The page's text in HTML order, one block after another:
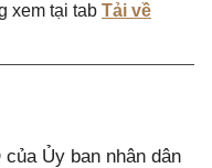
xem tại tab Tải về
Ủy ban nhân dân